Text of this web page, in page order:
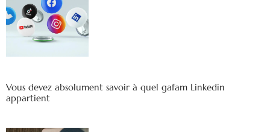
Vous devez absolument savoir à quel gafam Linkedin
appartient